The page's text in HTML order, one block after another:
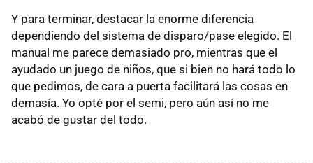
Y para terminar, destacar la enorme diferencia
dependiendo del sistema de disparo/pase elegido. El
manual me parece demasiado pro, mientras que el
ayudado un juego de niños, que si bien no hará todo lo
que pedimos, de cara a puerta facilitará las cosas en
demasía. Yo opté por el semi, pero aún así no me
acabó de gustar del todo.